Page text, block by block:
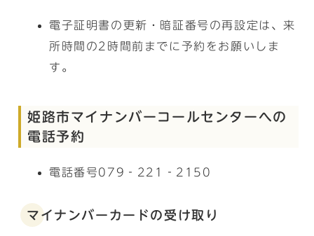
電子証明書の更新・暗証番号の再設定は、来
所時間の2時間前までに予約をお願いしま
す。
姫路市マイナンバーコールセンターへの
電話予約
電話番号079‐221‐2150
マイナンバーカードの受け取り